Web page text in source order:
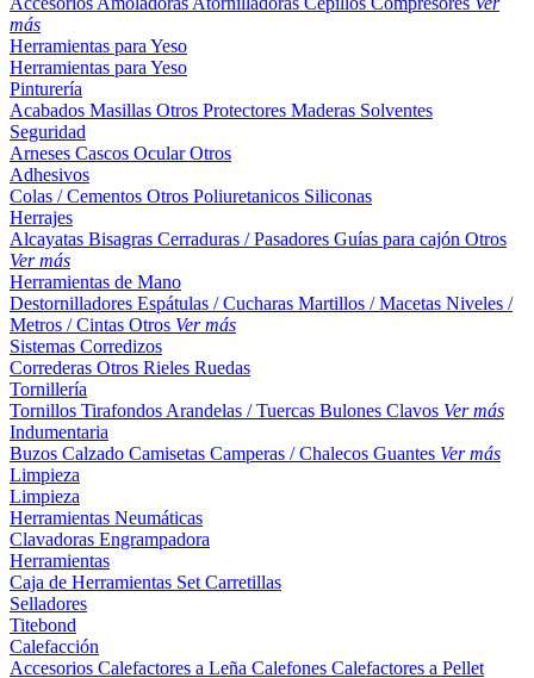
más
Herramientas para Yeso
Herramientas para Yeso
Pinturería
Acabados Masillas Otros Protectores Maderas Solventes
Seguridad
Arneses Cascos OcularOtros
Adhesivos
Colas / Cementos Otros Poliuretanicos Siliconas
Herrajes
Alcayatas Bisagras Cerraduras / Pasadores Guías para cajón Otros
Ver más
Herramientas de Mano
Destornilladores Espátulas / Cucharas Martillos / Macetas Niveles /
Metros / Cintas Otros Ver más
Sistemas Corredizos
Correderas Otros Rieles Ruedas
Tornillería
Tornillos Tirafondos Arandelas / Tuercas Bulones Clavos Ver más
Indumentaria
Buzos Calzado Camisetas Camperas / Chalecos Guantes Ver más
Limpieza
Limpieza
Herramientas Neumáticas
Clavadoras Engrampadora
Herramientas
Caja de Herramientas Set Carretillas
Selladores
Titebond
Calefacción
Accesorios Calefactores a Leña Calefones Calefactores a Pellet